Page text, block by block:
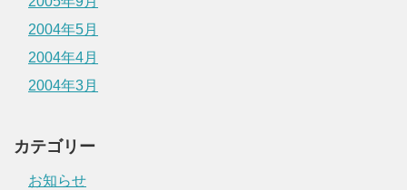
2004年5月
2004年4月
2004年3月
カテゴリー
お知らせ